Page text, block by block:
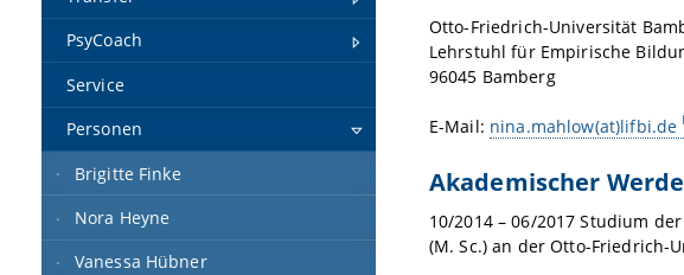
PsyCoach
Service
Personen
Brigitte Finke
Nora Heyne
Vanessa Hübner
Otto-Friedrich-Universität
Lehrstuhl für Empirische
96045 Bamberg
E-Mail: nina.mahlow(at)lifbi.de
Akademischer
10/2014 – 06/2017 Studium
(M. Sc.) an der Otto-Friedrich-